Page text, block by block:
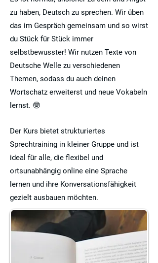
zu haben, Deutsch zu sprechen. Wir üben
das im Gespräch gemeinsam und so wirst
du Stück für Stück immer
selbstbewusster! Wir nutzen Texte von
Deutsche Welle zu verschiedenen
Themen, sodass du auch deinen
Wortschatz erweiterst und neue Vokabeln
lernst. 🤓
Der Kurs bietet strukturiertes
Sprechtraining in kleiner Gruppe und ist
ideal für alle, die flexibel und
ortsunabhängig online eine Sprache
lernen und ihre Konversationsfähigkeit
gezielt ausbauen möchten.